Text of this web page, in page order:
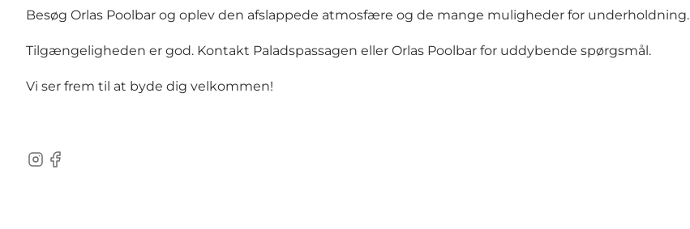
Besøg Orlas Poolbar og oplev den afslappede atmosfære og de mange muligheder for underholdning.
Tilgængeligheden er god. Kontakt Paladspassagen eller Orlas Poolbar for uddybende spørgsmål.
Vi ser frem til at byde dig velkommen!
Instagram
Facebook